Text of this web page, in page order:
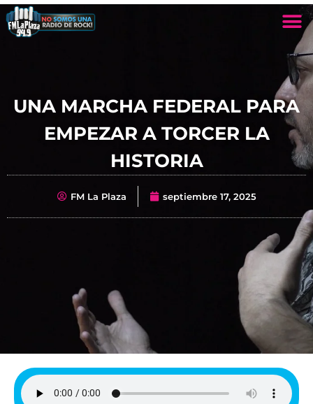
UNA MARCHA FEDERAL PARA
EMPEZAR A TORCER LA
HISTORIA
FM La Plaza septiembre 17, 2025